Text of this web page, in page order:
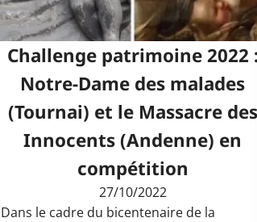
Challenge patrimoine 2022 :
Notre-Dame des malades
(Tournai) et le Massacre des
Innocents (Andenne) en
compétition
27/10/2022
Dans le cadre du bicentenaire de la